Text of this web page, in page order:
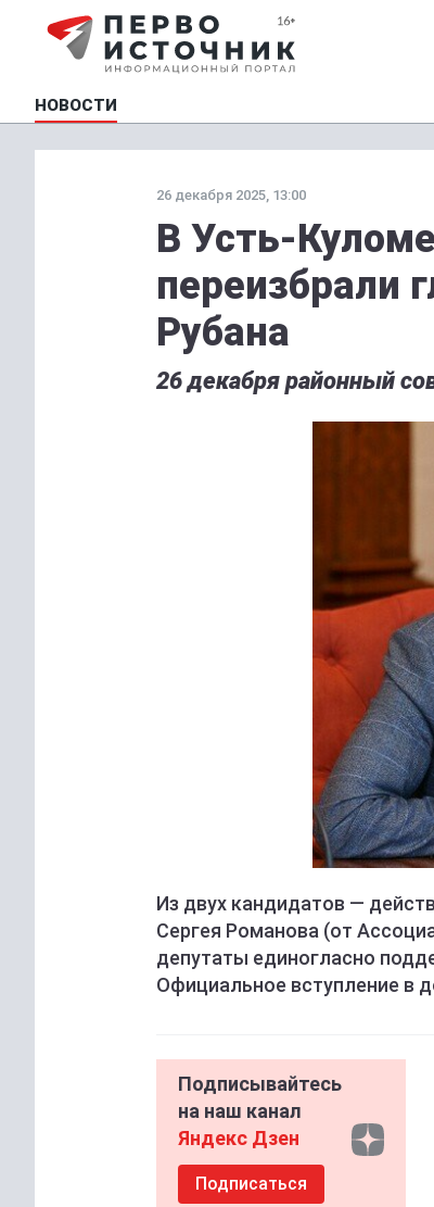
НОВОСТИ
26 декабря 2025, 13:00
В Усть-
переизбрали
Рубана
26 декабря районный
Из двух кандидатов —
Сергея Романова (от
депутаты единогласно
Официальное вступление в
Подписывайтесь
на наш канал
Яндекс Дзен
Подписаться